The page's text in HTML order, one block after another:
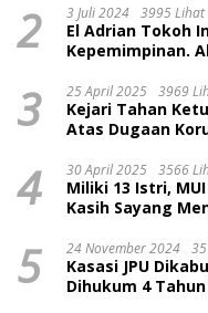
2 3 Juli 2024 3995 Lihat
El Adrian Tokoh
Kepemimpinan.
3 25 April 2025 3969
Kejari Tahan
Atas Dugaan
4 30 April 2025 3566
Miliki 13 Istri,
Kasih Sayang
5 24 November 2024
Kasasi JPU
Dihukum 4